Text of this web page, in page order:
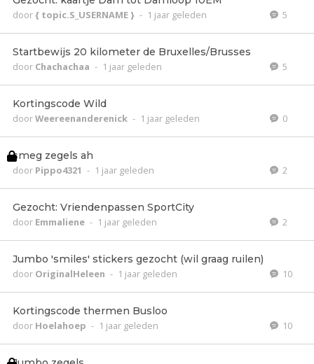
door{ topic.S_USERNAME } - 1 jaar geleden 5
Startbewijs 20 kilometer de Bruxelles/Brusses
door Chachachaa - 1 jaar geleden 5
Kortingscode Wild
doorWeereenanderenick - 1 jaar geleden 0
smeg zegels ah
door Pippo4321 - 1 jaar geleden 2
Gezocht: Vriendenpassen SportCity
door Emmaliene - 1 jaar geleden 2
Jumbo 'smiles' stickers gezocht (wil graag ruilen)
door OriginalHeleen - 1 jaar geleden 10
Kortingscode thermen Busloo
door Hoelahoep - 1 jaar geleden 10